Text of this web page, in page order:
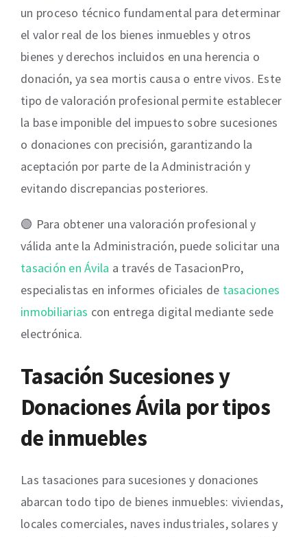
un proceso técnico fundamental para determinar
el valor real de los bienes inmuebles y otros
bienes y derechos incluidos en una herencia o
donación, ya sea mortis causa o entre vivos. Este
tipo de valoración profesional permite establecer
la base imponible del impuesto sobre sucesiones
o donaciones con precisión, garantizando la
aceptación por parte de la Administración y
evitando discrepancias posteriores.
🟢 Para obtener una valoración profesional y
válida ante la Administración, puede solicitar una
tasación en Ávila a través de TasacionPro,
especialistas en informes oficiales de tasaciones
inmobiliarias con entrega digital mediante sede
electrónica.
Tasación Sucesiones y
Donaciones Ávila por tipos
de inmuebles
Las tasaciones para sucesiones y donaciones
abarcan todo tipo de bienes inmuebles: viviendas,
locales comerciales, naves industriales, solares y